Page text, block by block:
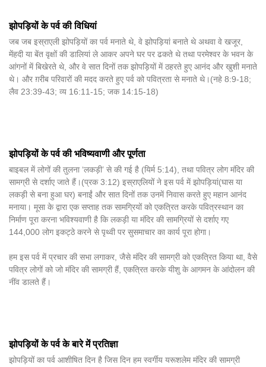
झोपड़ियों के पर्व की विधियां
जब जब इस्राएली झोपड़ियों का पर्व मनाते थे, वे झोपड़ियां बनाते थे अथवा वे खजूर,
मेंहदी या बेंत वृक्षों की डालियां ले आकर अपने घर पर ढकते थे तथा परमेश्वर के भवन के
आंगनों में बिखेरते थे, और वे सात दिनों तक झोपड़ियों में ठहरते हुए आनंद और खुशी मनाते
थे। और ग़रीब परिवारों की मदद करते हुए पर्व को पवित्रता से मनाते थे।(नहे 8:9-18;
लैव 23:39-43; व्य 16:11-15; जक 14:15-18)
झोपड़ियों के पर्व की भविष्यवाणी और पूर्णता
बाइबल में लोगों की तुलना ‘लकड़ी’ से की गई है (यिर्म 5:14), तथा पवित्र लोग मंदिर की
सामग्री से दर्शाए जाते हैं।(प्रक 3:12) इस्राएलियों ने इस पर्व में झोपड़ियां(घास या
लकड़ी से बना हुआ घर) बनाईं और सात दिनों तक उनमें निवास करते हुए महान आनंद
मनाया। मूसा के द्वारा एक सप्ताह तक सामग्रियों को एकत्रित करके पवित्रस्थान का
निर्माण पूरा करना भविश्यवाणी है कि लकड़ी या मंदिर की सामग्रियों से दर्शाए गए
144,000 लोग इकट्ठे करने से पृथ्वी पर सुसमाचार का कार्य पूरा होगा।
हम इस पर्व में प्रचार की सभा लगाकर, जैसे मंदिर की सामग्री को एकत्रित किया था, वैसे
पवित्र लोगों को जो मंदिर की सामग्री हैं, एकत्रित करके यीशु के आगमन के आंदोलन की
नींव डालते हैं।
झोपड़ियों के पर्व के बारे में प्रतिज्ञा
झोपड़ियों का पर्व आशीषित दिन है जिस दिन हम स्वर्गीय यरूशलेम मंदिर की सामग्री